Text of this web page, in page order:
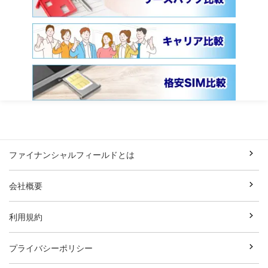
ファイナンシャルフィールドとは
会社概要
利用規約
プライバシーポリシー